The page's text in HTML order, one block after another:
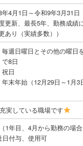
年4月1日～令和9年3月31日
度更新、最長5年、勤務成績
あり（実績多数））
毎週日曜日とその他の曜日
で8日
祝日
年末年始（12月29日～1月3
実している職場です
1年目、4月から勤務の場合
日付与、使用可